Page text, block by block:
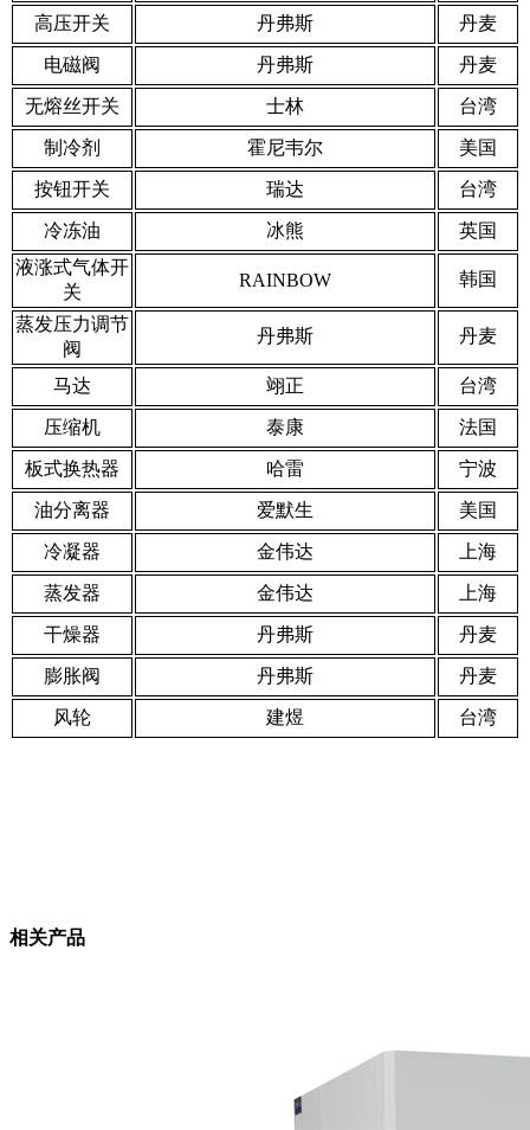
高压开关 丹弗斯 丹麦
电磁阀 丹弗斯 丹麦
无熔丝开关 士林 台湾
制冷剂 霍尼韦尔 美国
按钮开关 瑞达 台湾
冷冻油 冰熊
英国
液涨式气体开
关
RAINBOW 韩国
蒸发压力调节
阀
丹弗斯 丹麦
马达 翊正 台湾
压缩机 泰康 法国
板式换热器 哈雷 宁波
油分离器 爱默生 美国
冷凝器 金伟达 上海
蒸发器 金伟达 上海
干燥器 丹弗斯 丹麦
膨胀阀 丹弗斯 丹麦
风轮 建煜 台湾
相关产品